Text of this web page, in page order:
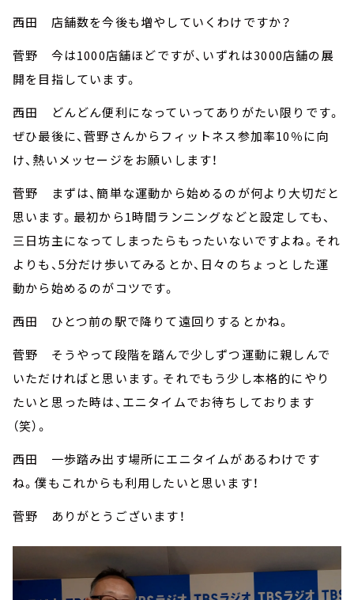
西田 店舗数を今後も増やしていくわけですか？
菅野 今は1000店舗ほどですが、いずれは3000店舗の展
開を目指しています。
西田 どんどん便利になっていってありがたい限りです。
ぜひ最後に、菅野さんからフィットネス参加率10％に向
け、熱いメッセージをお願いします！
菅野 まずは、簡単な運動から始めるのが何より大切だと
思います。最初から1時間ランニングなどと設定しても、
三日坊主になってしまったらもったいないですよね。それ
よりも、5分だけ歩いてみるとか、日々のちょっとした運
動から始めるのがコツです。
西田 ひとつ前の駅で降りて遠回りするとかね。
菅野 そうやって段階を踏んで少しずつ運動に親しんで
いただければと思います。それでもう少し本格的にやり
たいと思った時は、エニタイムでお待ちしております
（笑）。
西田 一歩踏み出す場所にエニタイムがあるわけです
ね。僕もこれからも利用したいと思います！
菅野 ありがとうございます！